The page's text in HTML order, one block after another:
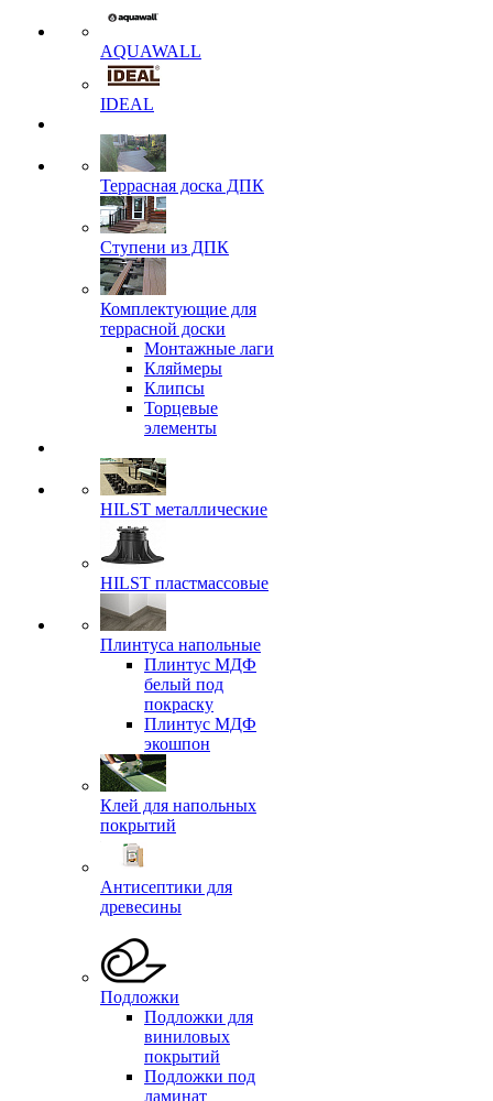
AQUAWALL
IDEAL
Террасная доска ДПК
Ступени из ДПК
Комплектующие для
террасной доски
Монтажные лаги
Кляймеры
Клипсы
Торцевые
элементы
HILST металлические
HILST пластмассовые
Плинтуса напольные
Плинтус МДФ
белый под
покраску
Плинтус МДФ
экошпон
Клей для напольных
покрытий
Антисептики для
древесины
Подложки
Подложки для
виниловых
покрытий
Подложки под
ламинат